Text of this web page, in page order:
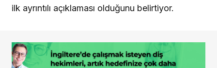
ilk ayrıntılı açıklaması olduğunu belirtiyor.